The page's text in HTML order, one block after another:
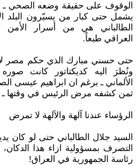
الوقوف على حقيقة وضعه الصحي ـ
يشمل حتى كبار من يسيّرون البلد
الطالباني هي من أسرار الأمن
العراقي طبعاً.
حتى حسني مبارك الذي حكم مصر
ونُظرَ اليه كديكتاتور كانت
الألماني ـ برغم ان ابراهيم عيسى
ثمن كشفه مرض الرئيس في وقتها ـ
الرؤساء عندنا آلهة والآلهة لا تمرض
السيد جلال الطالباني حتى لو كان
التصرف بمسؤولية ازاء هذا
رئاسة الجمهورية في العراق!